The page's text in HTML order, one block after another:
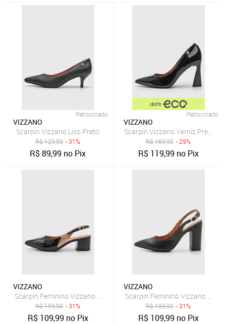
Patrocinado
VIZZANO
Scarpin Vizzano Liso Preto
R$129,99 - 31%
R$89,99 no Pix
Patrocinado
VIZZANO
Scarpin Vizzano Verniz Preto
R$169,90 - 29%
R$ 119,99 no Pix
VIZZANO
Scarpin Feminino Vizzano Salto Quadrado Verniz Preto
R$159,90 - 31%
R$ 109,99 no Pix
VIZZANO
Scarpin Feminino Vizzano
R$159,90 - 31%
R$ 109,99 no Pix